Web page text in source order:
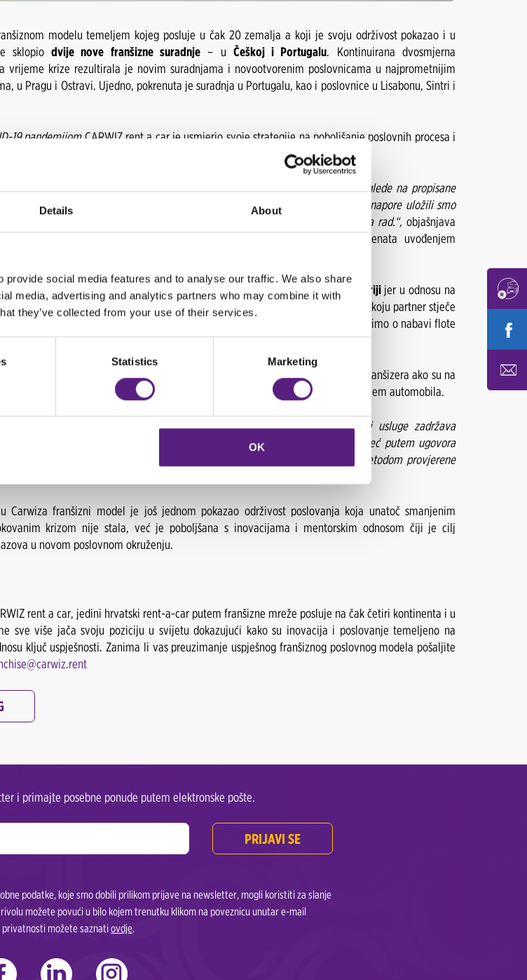
Details About
social media features and to analyse our traffic. We also share
media, advertising and analytics partners who may combine it with
they’ve collected from your use of their services.
Statistics Marketing
OK
modelu temeljem kojeg posluje u čak 20 zemalja a koji je svoju održivost pokazao i u
sklopiodvije nove franšizne suradnje – u Češkoj i Portugalu. Kontinuirana dvosmjerna
vrijeme krize rezultirala je novim suradnjama i novootvorenim poslovnicama u najprometnijim
u Pragu i Ostravi. Ujedno, pokrenuta je suradnja u Portugalu, kao i poslovnice u Lisabonu, Sintri i
19 pandemijomCARWIZ rent a car je usmjerio svoje strategije na poboljšanje poslovnih procesa i
provodili smo online edukacije s franšiznim partnerima, upravljali krizom glede na propisane
kojoj franšize posluju, te implementirali nove načine poslovanja. Sva znanja i napore uložili smo
za moguću sezonu bile odrađene i naši franšizni partneri bili spremni za rad.“, objašnjava
Borko Ribić nove poslovne poteze namijenjene poboljšanju iskustva klijenata uvođenjem
poslovnim potezima još jednom nametnuo kao predvodnik inovacija u industrijijer u odnosu na
modele, prednost Carwiza je u tome da se model temelji na apsolutnoj inovaciji koju partner stječe
ugovora, dok je s druge strane svaki partner potpuno neovisan kada govorimo o nabavi flote
giganta u rent a car industriji, s dolaskom krize pokazala se kao opasnost za franšizera ako su na
ugovorima definirani nabava i financiranje flote s dobavljačem/proizvođačem automobila.
partner implementirajući Carwiz standarde u načinu poslovanja i kvaliteti usluge zadržava
koja u vremenima krize ne postaje uteg tvrtke i odlučujući faktor, već putem ugovora
brenda u cijelosti. Tako svaki partner ostvaruje potpunu uspješnost metodom provjerene
Carwiza franšizni model je još jednom pokazao održivost poslovanja koja unatoč smanjenim
krizom nije stala, već je poboljšana s inovacijama i mentorskim odnosom čiji je cilj
u novom poslovnom okruženju.
rent a car, jedini hrvatski rent-a-car putem franšizne mreže posluje na čak četiri kontinenta i u
sve više jača svoju poziciju u svijetu dokazujući kako su inovacija i poslovanje temeljeno na
ključ uspješnosti. Zanima li vas preuzimanje uspješnog franšiznog poslovnog modela pošaljite
i primajte posebne ponude putem elektronske pošte.
PRIJAVI SE
podatke, koje smo dobili prilikom prijave na newsletter, mogli koristiti za slanje
možete povući u bilo kojem trenutku klikom na poveznicu unutar e-mail
privatnosti možete saznatiovdje.